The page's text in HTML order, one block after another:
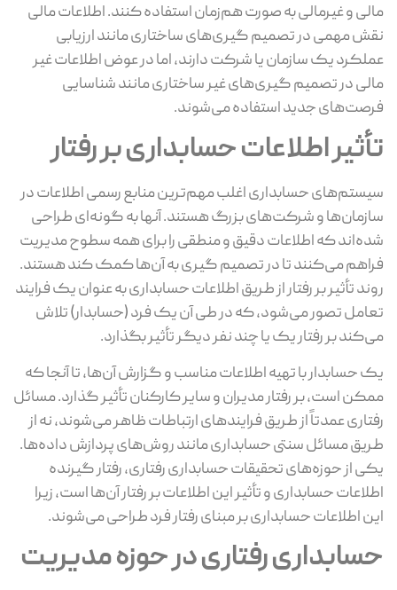
مالی و غیرمالی به صورت هم‌زمان استفاده کنند. اطلاعات مالی
نقش مهمی در تصمیم گیری‌های ساختاری مانند ارزیابی
عملکرد یک سازمان یا شرکت دارند، اما در عوض اطلاعات غیر
مالی در تصمیم گیری‌های غیر ساختاری مانند شناسایی
فرصت‌های جدید استفاده می‌شوند.
تأثیر اطلاعات حسابداری بر رفتار
سیستم‌های حسابداری اغلب مهم‌ترین منابع رسمی اطلاعات در
سازمان‌ها و شرکت‌های بزرگ هستند. آنها به گونه‌‌ای طراحی
شده‌‌اند که اطلاعات دقیق و منطقی را برای همه سطوح مدیریت
فراهم می‌کنند تا در تصمیم گیری به آن‌ها کمک کند هستند.
روند تأثیر بر رفتار از طریق اطلاعات حسابداری به عنوان یک فرایند
تعامل تصور می‌شود، که در طی آن یک فرد (حسابدار) تلاش
می‌کند بر رفتار یک یا چند نفر دیگر تأثیر بگذارد.
یک حسابدار با تهیه اطلاعات مناسب و گزارش آن‌ها، تا آنجا که
ممکن است، بر رفتار مدیران و سایر کارکنان تأثیر گذارد. مسائل
رفتاری عمدتاً از طریق فرایند‌های ارتباطات ظاهر می‌شوند، نه از
طریق مسائل سنتی حسابداری مانند روش‌های پردازش داده‌ها.
یکی از حوزه‌های تحقیقات حسابداری رفتاری، رفتار گیرنده
اطلاعات حسابداری و تأثیر این اطلاعات بر رفتار آن‌ها است، زیرا
این اطلاعات حسابداری بر مبنای رفتار فرد طراحی می‌شوند.
حسابداری رفتاری در حوزه مدیریت